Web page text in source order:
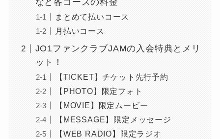
など各コースの料金
まとめて払いコース
月払いコース
JO1ファンクラブJAMの入会特典とメリ
ット！
【TICKET】チケット先行予約
【PHOTO】限定フォト
【MOVIE】限定ムービー
【MESSAGE】限定メッセージ
【WEB RADIO】限定ラジオ